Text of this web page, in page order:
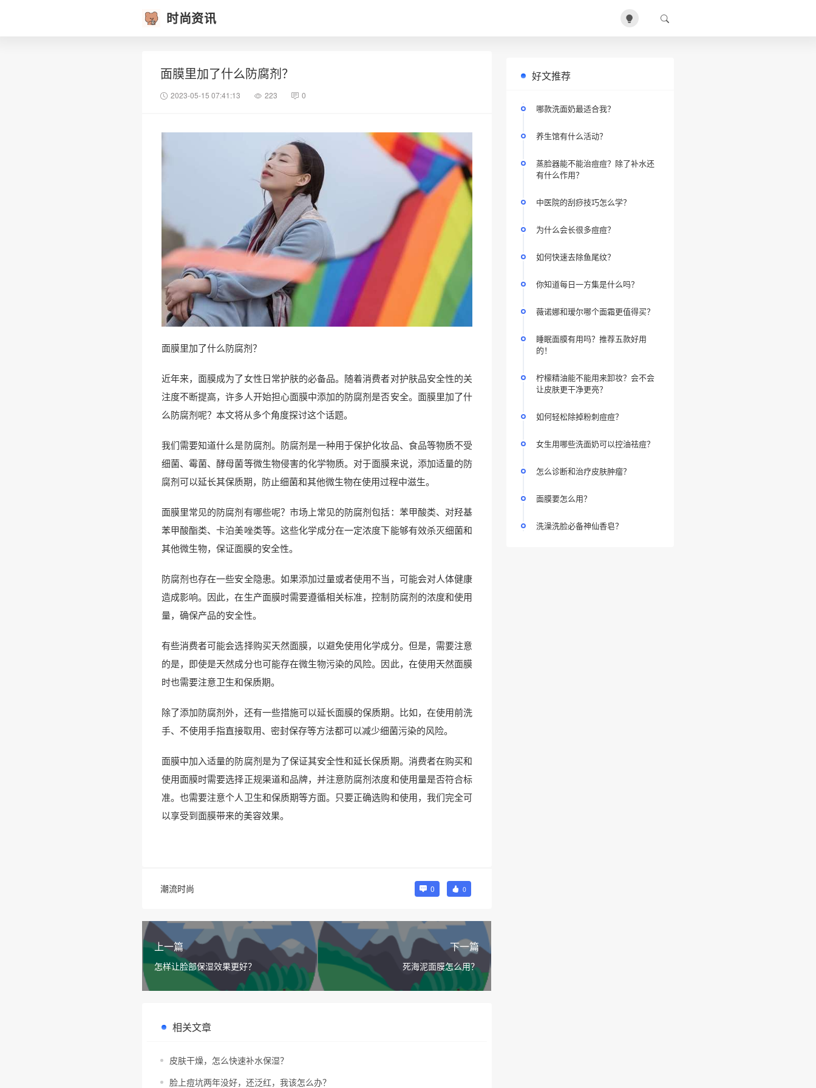
时尚资讯
面膜里加了什么防腐剂？
2023-05-15 07:41:13 223 0
面膜里加了什么防腐剂？
近年来，面膜成为了女性日常护肤的必备品。随着消费者对护肤品安全性的关
注度不断提高，许多人开始担心面膜中添加的防腐剂是否安全。面膜里加了什
么防腐剂呢？本文将从多个角度探讨这个话题。
我们需要知道什么是防腐剂。防腐剂是一种用于保护化妆品、食品等物质不受
细菌、霉菌、酵母菌等微生物侵害的化学物质。对于面膜来说，添加适量的防
腐剂可以延长其保质期，防止细菌和其他微生物在使用过程中滋生。
面膜里常见的防腐剂有哪些呢？市场上常见的防腐剂包括：苯甲酸类、对羟基
苯甲酸酯类、卡泊美唑类等。这些化学成分在一定浓度下能够有效杀灭细菌和
其他微生物，保证面膜的安全性。
防腐剂也存在一些安全隐患。如果添加过量或者使用不当，可能会对人体健康
造成影响。因此，在生产面膜时需要遵循相关标准，控制防腐剂的浓度和使用
量，确保产品的安全性。
有些消费者可能会选择购买天然面膜，以避免使用化学成分。但是，需要注意
的是，即使是天然成分也可能存在微生物污染的风险。因此，在使用天然面膜
时也需要注意卫生和保质期。
除了添加防腐剂外，还有一些措施可以延长面膜的保质期。比如，在使用前洗
手、不使用手指直接取用、密封保存等方法都可以减少细菌污染的风险。
面膜中加入适量的防腐剂是为了保证其安全性和延长保质期。消费者在购买和
使用面膜时需要选择正规渠道和品牌，并注意防腐剂浓度和使用量是否符合标
准。也需要注意个人卫生和保质期等方面。只要正确选购和使用，我们完全可
以享受到面膜带来的美容效果。
潮流时尚 0 0
上一篇
怎样让脸部保湿效果更好？
下一篇
死海泥面膜怎么用？
相关文章
皮肤干燥，怎么快速补水保湿？
脸上痘坑两年没好，还泛红，我该怎么办？
好文推荐
哪款洗面奶最适合我？
养生馆有什么活动？
蒸脸器能不能治痘痘？除了补水还
有什么作用？
中医院的刮痧技巧怎么学？
为什么会长很多痘痘？
如何快速去除鱼尾纹？
你知道每日一方集是什么吗？
薇诺娜和瑷尔哪个面霜更值得买？
睡眠面膜有用吗？推荐五款好用
的！
柠檬精油能不能用来卸妆？会不会
让皮肤更干净更亮？
如何轻松除掉粉刺痘痘？
女生用哪些洗面奶可以控油祛痘？
怎么诊断和治疗皮肤肿瘤？
面膜要怎么用？
洗澡洗脸必备神仙香皂？